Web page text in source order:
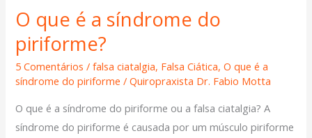
O que é a síndrome do
piriforme?
5 Comentários /falsa ciatalgia, Falsa Ciática,O que é a
síndrome do piriforme /Quiropraxista Dr. Fabio Motta
O que é a síndrome do piriforme ou a falsa ciatalgia? A
síndrome do piriforme é causada por um músculo piriforme
O
que
é
a
do
piriforme?